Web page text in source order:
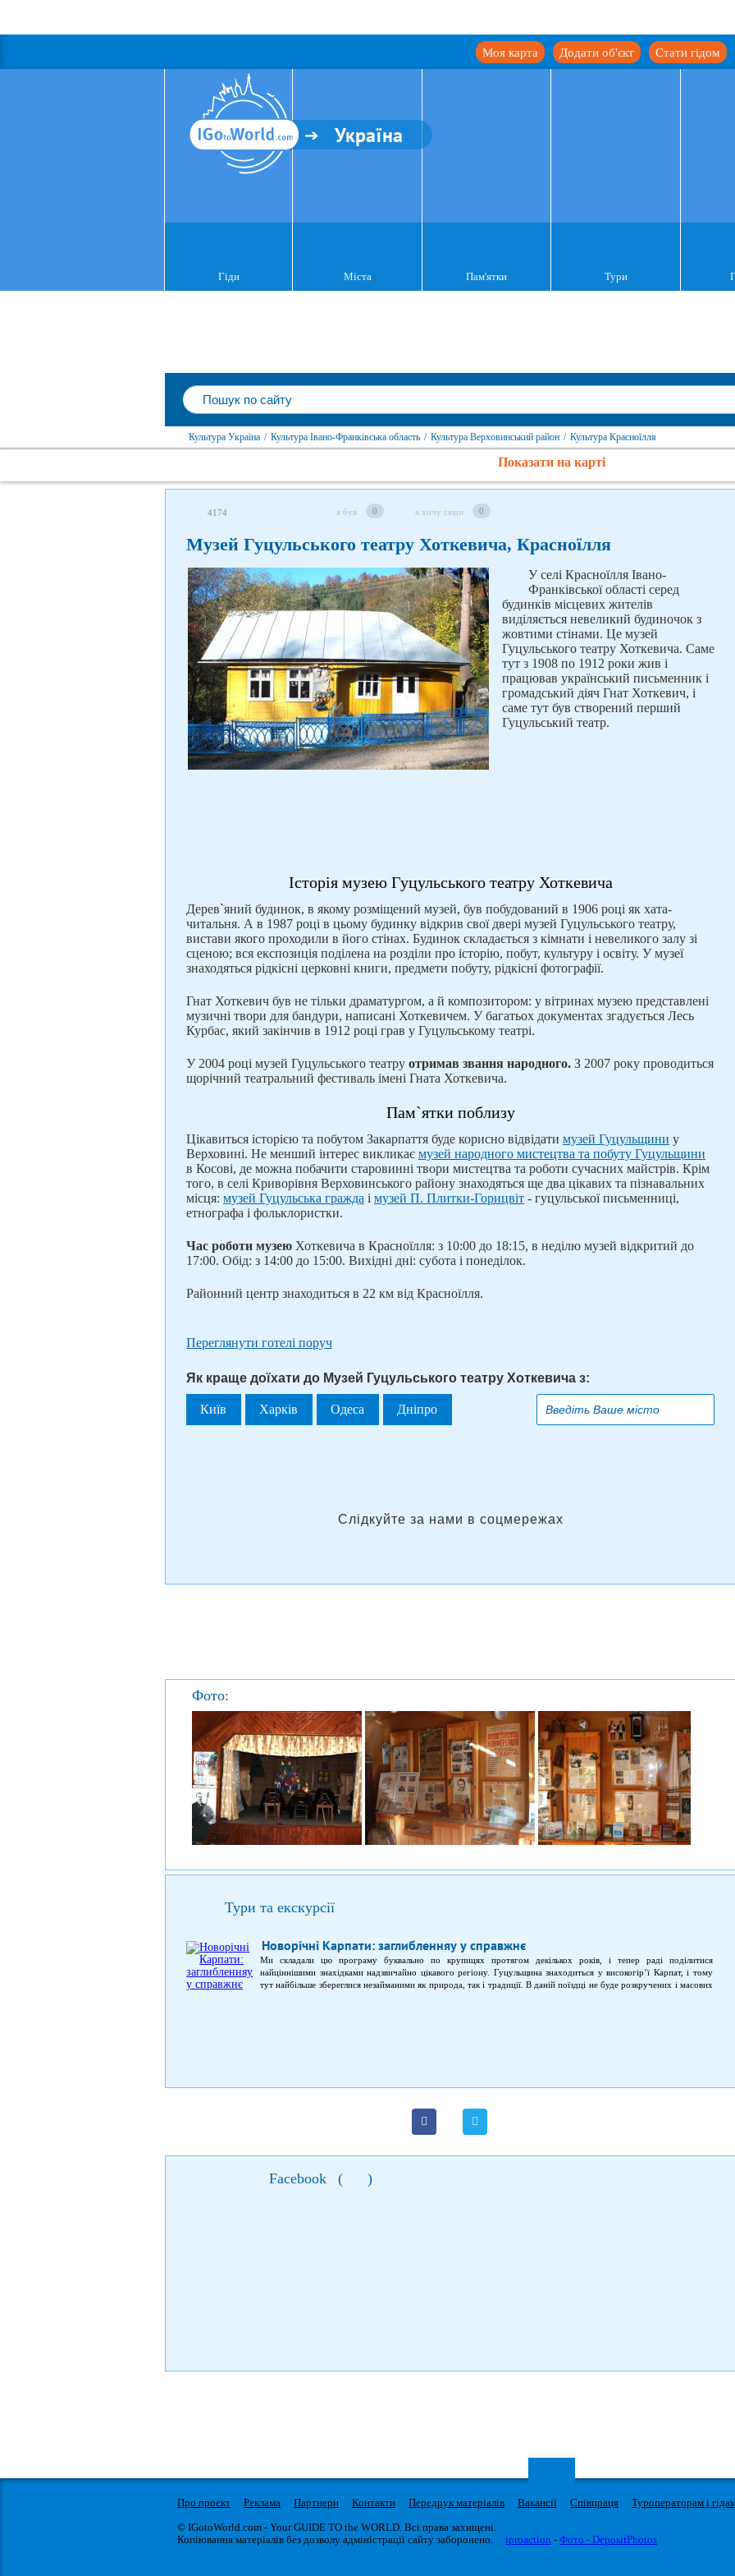
Стати гідом
Додати об'єкт
Моя карта
Україна
Гіди Міста Пам'ятки Тури
Культура Україна / Культура Івано-Франківська область / Культура Верховинський район / Культура Красноїлля
Показати на карті
4174 я був 0 я хочу сюди 0
Музей Гуцульського театру Хоткевича, Красноїлля
У селі Красноїлля Івано-
Франківської області серед
будинків місцевих жителів
виділяється невеликий будиночок з
жовтими стінами. Це музей
Гуцульського театру Хоткевича. Саме
тут з 1908 по 1912 роки жив і
працював український письменник і
громадський діяч Гнат Хоткевич, і
саме тут був створений перший
Гуцульський театр.
Історія музею Гуцульського театру Хоткевича
Дерев`яний будинок, в якому розміщений музей, був побудований в 1906 році як хата-
читальня. А в 1987 році в цьому будинку відкрив свої двері музей Гуцульського театру,
вистави якого проходили в його стінах. Будинок складається з кімнати і невеликого залу зі
сценою; вся експозиція поділена на розділи про історію, побут, культуру і освіту. У музеї
знаходяться рідкісні церковні книги, предмети побуту, рідкісні фотографії.
Гнат Хоткевич був не тільки драматургом, а й композитором: у вітринах музею представлені
музичні твори для бандури, написані Хоткевичем. У багатьох документах згадується Лесь
Курбас, який закінчив в 1912 році грав у Гуцульському театрі.
У 2004 році музей Гуцульського театру отримав звання народного. З 2007 року проводиться
щорічний театральний фестиваль імені Гната Хоткевича.
Пам`ятки поблизу
Цікавиться історією та побутом Закарпаття буде корисно відвідати музей Гуцульщини у
Верховині. Не менший інтерес викликає музей народного мистецтва та побуту Гуцульщини
в Косові, де можна побачити старовинні твори мистецтва та роботи сучасних майстрів. Крім
того, в селі Криворівня Верховинського району знаходяться ще два цікавих та пізнавальних
місця: музей Гуцульська гражда і музей П. Плитки-Горицвіт - гуцульської письменниці,
етнографа і фольклористки.
Час роботи музею Хоткевича в Красноїлля: з 10:00 до 18:15, в неділю музей відкритий до
17:00. Обід: з 14:00 до 15:00. Вихідні дні: субота і понеділок.
Районний центр знаходиться в 22 км від Красноїлля.
Переглянути готелі поруч
Як краще доїхати до Музей Гуцульського театру Хоткевича з:
Київ Харків Одеса Дніпро
Слідкуйте за нами в соцмережах
Фото:
Тури та екскурсії
Новорічні Карпати: заглибленняу у справжнє
Ми складали цю програму буквально по крупицях протягом декількох років, і тепер раді поділитися
найціннішими знахідками надзвичайно цікавого регіону. Гуцульщина знаходиться у високогір’ї Карпат, і тому
тут найбільше збереглися незайманими як природа, так і традиції. В даній поїздці не буде розкручених і масових
Facebook ( )
Про проект Реклама Партнери Контакти Передрук матеріалів Вакансії Співпраця Туроператорам і
© IGotoWorld.com - Your GUIDE TO the WORLD. Всі права захищені.
Копіювання матеріалів без дозволу адміністрації сайту заборонено.
iproaction - Фото - DepositPhotos